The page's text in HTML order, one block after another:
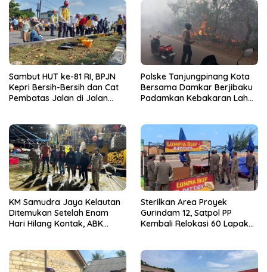
Sambut HUT ke-81 RI, BPJN
Kepri Bersih-Bersih dan Cat
Pembatas Jalan di Jalan
Polske Tanjungpinang Kota
Bersama Damkar Berjibaku
Padamkan Kebakaran Lahan
KM Samudra Jaya Kelautan
Ditemukan Setelah Enam
Hari Hilang Kontak, ABK
Sterilkan Area Proyek
Gurindam 12, Satpol PP
Kembali Relokasi 60 Lapak